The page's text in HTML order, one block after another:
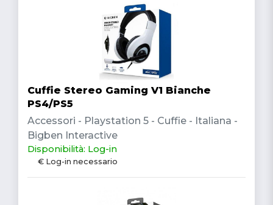
Cuffie Stereo Gaming V1 Bianche
PS4/PS5
Accessori - Playstation 5 - Cuffie - Italiana -
Bigben Interactive
Disponibilità: Log-in
€ Log-in necessario